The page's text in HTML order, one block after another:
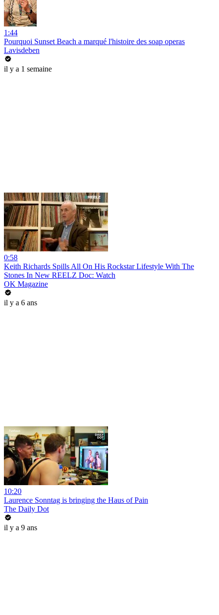
1:44
Pourquoi Sunset Beach a marqué l'histoire des soap operas
Lavisdeben
il y a 1 semaine
0:58
Keith Richards Spills All On His Rockstar Lifestyle With The
Stones In New REELZ Doc: Watch
OK Magazine
il y a 6 ans
10:20
Laurence Sonntag is bringing the Haus of Pain
The Daily Dot
il y a 9 ans